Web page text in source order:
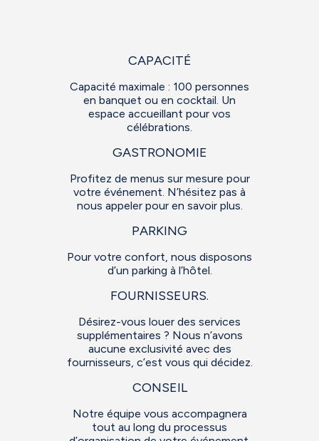
CAPACITÉ
Capacité maximale : 100 personnes
en banquet ou en cocktail. Un
espace accueillant pour vos
célébrations.
GASTRONOMIE
Profitez de menus sur mesure pour
votre événement. N’hésitez pas à
nous appeler pour en savoir plus.
PARKING
Pour votre confort, nous disposons
d’un parking à l’hôtel.
FOURNISSEURS.
Désirez-vous louer des services
supplémentaires ? Nous n’avons
aucune exclusivité avec des
fournisseurs, c’est vous qui décidez.
CONSEIL
Notre équipe vous accompagnera
tout au long du processus